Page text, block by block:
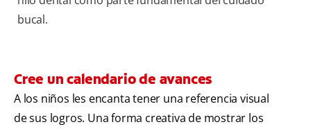
bucal.
Cree un calendario de avances
A los niños les encanta tener una referencia visual
de sus logros. Una forma creativa de mostrar los